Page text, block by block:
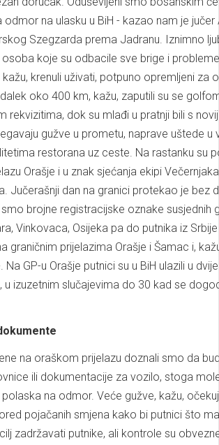
odmor na ulasku u BiH - kazao nam je
Szegzarda prema Jadranu. Iznimno
koje su odbacile sve brige i
kažu, krenuli uživati, potpuno opremljeni za
oko 400 km, kažu, zaputili su se
rekvizitima, dok su mlađi u pratnji bili s
gužve u prometu, naprave uštede
restorana uz ceste. Na rastanku su
Orašje i u znak sjećanja ekipi
Jučerašnji dan na granici protekao je bez
brojne registracijske oznake susjednih
Vinkovaca, Osijeka pa do putnika iz
graničnim prijelazima Orašje i Šamac i,
GP-u Orašje putnici su u BiH ulazili u
u izuzetnim slučajevima do 30 kad se
na oraškom prijelazu doznali smo da
ili dokumentacije za vozilo, stoga
na odmor. Veće gužve, kažu,
pojačanih smjena kako bi putnici što
zadržavati putnike, ali kontrole su